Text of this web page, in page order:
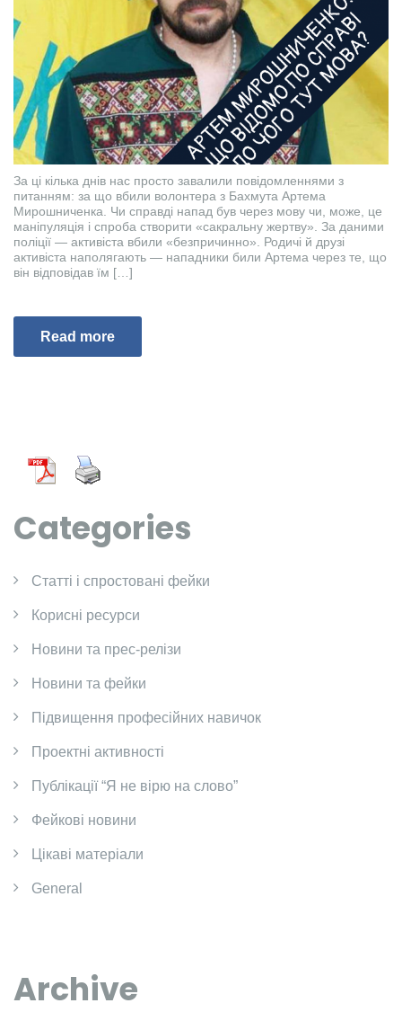
За ці кілька днів нас просто завалили повідомленнями з
питанням: за що вбили волонтера з Бахмута Артема
Мирошниченка. Чи справді напад був через мову чи, може, це
маніпуляція і спроба створити «сакральну жертву». За даними
поліції — активіста вбили «безпричинно». Родичі й друзі
активіста наполягають — нападники били Артема через те, що
він відповідав їм […]
Read more
Categories
Cтатті і спростовані фейки
Корисні ресурси
Новини та прес-релізи
Новини та фейки
Підвищення професійних навичок
Проектні активності
Публікації “Я не вірю на слово”
Фейкові новини
Цікаві матеріали
General
Archive